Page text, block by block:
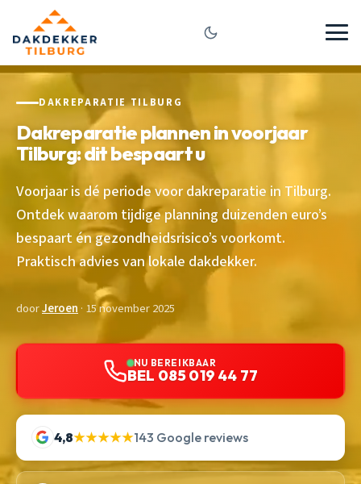
DAKREPARATIE TILBURG
Dakreparatie plannen in voorjaar
Tilburg: dit bespaart u
Voorjaar is dé periode voor dakreparatie in Tilburg.
Ontdek waarom tijdige planning duizenden euro’s
bespaart én gezondheidsrisico’s voorkomt.
Praktisch advies van lokale dakdekker.
doorJeroen · 15 november 2025
NU BEREIKBAAR
BEL 085 019 44 77
4,8★★★★★143 Google reviews